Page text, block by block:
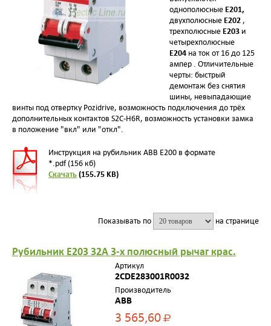
однополюсные E201,
двухполюсные E202 ,
трехполюсные E203 и
четырехполюсные
E204 на ток от 16 до 125
ампер . Отличительные
черты: быстрый
демонтаж без снятия
шины, невыпадающие
винты под отвертку Pozidrive, возможность подключения до трёх
дополнительных контактов S2C-H6R, возможность установки замка
в положение "вкл" или "откл".
Инструкция на рубильник АВВ E200 в формате
*.pdf (156 кб)
Скачать(155.75 KB)
Показывать по на странице
Рубильник E203 32A 3-х полюсный рычаг крас.
Артикул
2CDE283001R0032
Производитель
ABB
3 565,60Р